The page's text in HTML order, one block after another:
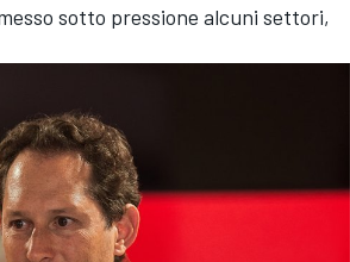
sotto pressione alcuni settori,